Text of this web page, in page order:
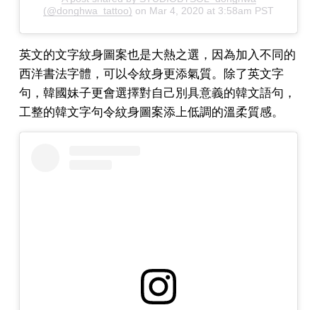
(@donghwa_tattoo) on Mar 4, 2020 at 3:58am PST
英文的文字紋身圖案也是大熱之選，因為加入不同的
西洋書法字體，可以令紋身更添氣質。除了英文字
句，韓國妹子更會選擇對自己別具意義的韓文語句，
工整的韓文字句令紋身圖案添上低調的溫柔質感。